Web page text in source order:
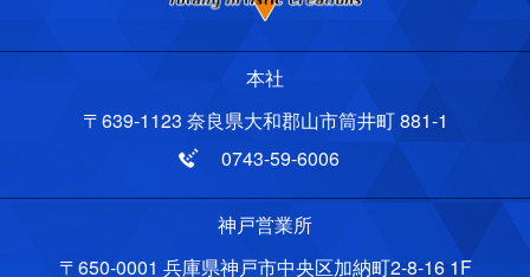
本社
〒639-1123 奈良県大和郡山市筒井町 881-1
0743-59-6006
神戸営業所
〒650-0001 兵庫県神戸市中央区加納町2-8-16 1F